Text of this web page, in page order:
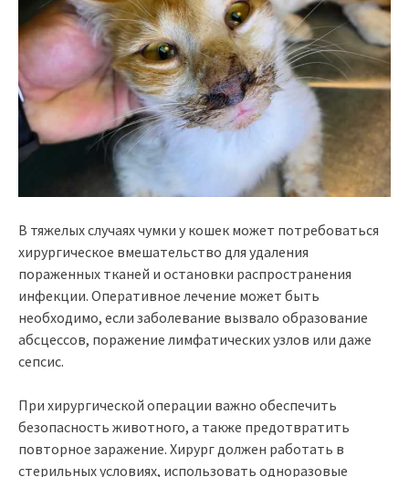
В тяжелых случаях чумки у кошек может потребоваться
хирургическое вмешательство для удаления
пораженных тканей и остановки распространения
инфекции. Оперативное лечение может быть
необходимо, если заболевание вызвало образование
абсцессов, поражение лимфатических узлов или даже
сепсис.
При хирургической операции важно обеспечить
безопасность животного, а также предотвратить
повторное заражение. Хирург должен работать в
стерильных условиях, использовать одноразовые